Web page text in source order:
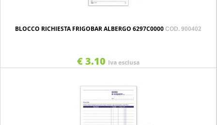
BLOCCO RICHIESTA FRIGOBAR ALBERGO 6297C0000 COD. 900402
€ 3.10 Iva esclusa